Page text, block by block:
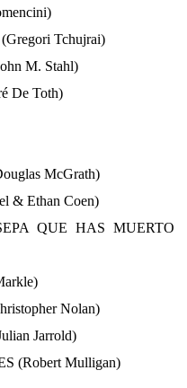
Tchujrai)
M. Stahl)
De Toth)
McGrath)
& Ethan Coen)
QUE HAS MUERTO
Nolan)
Jarrold)
(Robert Mulligan)